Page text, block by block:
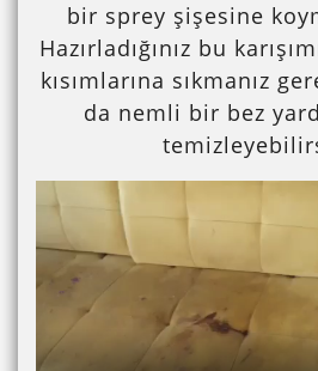
bir sprey şişesine
Hazırladığınız bu
kısımlarına sıkmanız
da nemli bir bez